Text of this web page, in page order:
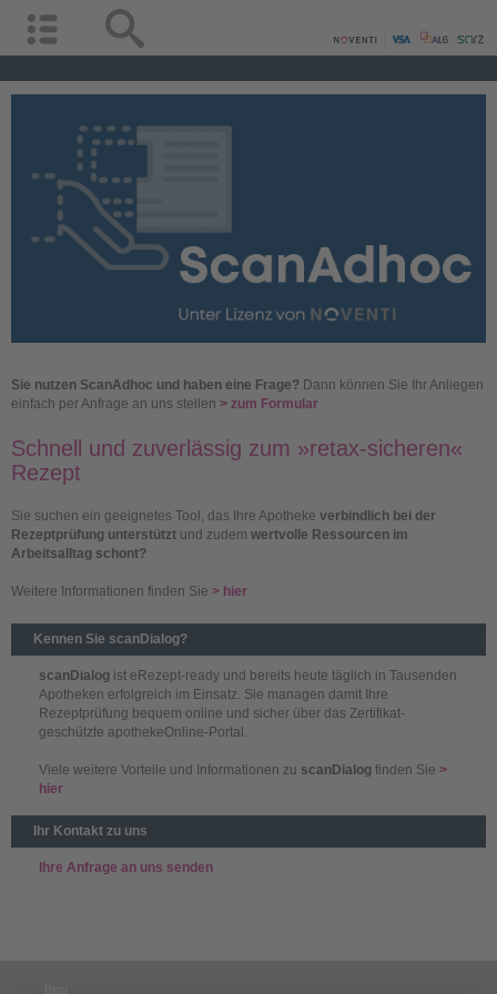
Sie nutzen ScanAdhoc und haben eine Frage? Dann können Sie Ihr Anliegen
einfach per Anfrage an uns stellen > zum Formular
Schnell und zuverlässig zum »retax-sicheren«
Rezept
Sie suchen ein geeignetes Tool, das Ihre Apotheke verbindlich bei der
Rezeptprüfung unterstützt und zudem wertvolle Ressourcen im
Arbeitsalltag schont?
Weitere Informationen finden Sie > hier
Kennen Sie scanDialog?
scanDialog ist eRezept-ready und bereits heute täglich in Tausenden
Apotheken erfolgreich im Einsatz. Sie managen damit Ihre
Rezeptprüfung bequem online und sicher über das Zertifikat-
geschützte apothekeOnline-Portal.
Viele weitere Vorteile und Informationen zu scanDialog finden Sie >
hier
Ihr Kontakt zu uns
Ihre Anfrage an uns senden